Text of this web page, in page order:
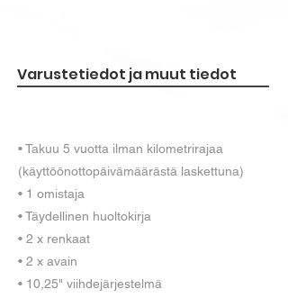
Varustetiedot ja muut tiedot
• Takuu 5 vuotta ilman kilometrirajaa
(käyttöönottopäivämäärästä laskettuna)
• 1 omistaja
• Täydellinen huoltokirja
• 2 x renkaat
• 2 x avain
• 10,25" viihdejärjestelmä